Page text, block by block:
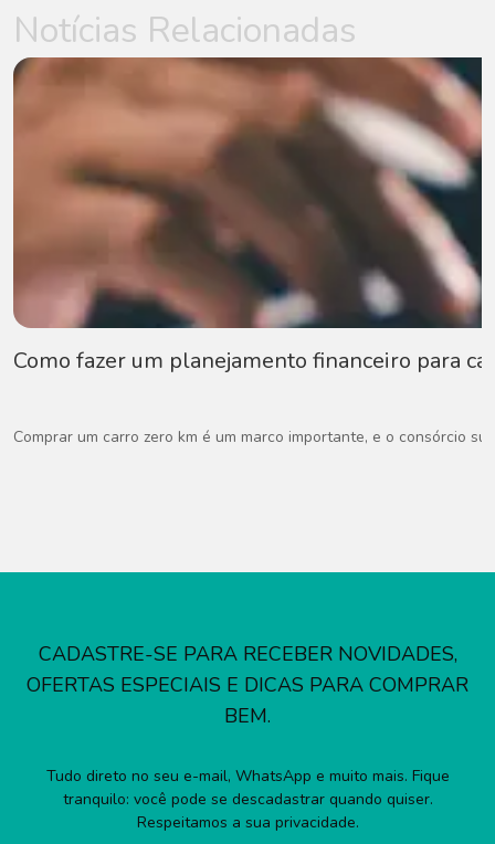
Notícias Relacionadas
Como fazer um planejamento financeiro para
Comprar um carro zero km é um marco importante, e o consórcio
CADASTRE-SE PARA RECEBER NOVIDADES,
OFERTAS ESPECIAIS E DICAS PARA COMPRAR
BEM.
Tudo direto no seu e-mail, WhatsApp e muito mais. Fique
tranquilo: você pode se descadastrar quando quiser.
Respeitamos a sua privacidade.